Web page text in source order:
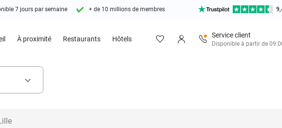
7 jours par semaine + de 10 millions de membres
À proximité Restaurants Hôtels
Service client
Disponible à partir de
keyboard_arrow_down